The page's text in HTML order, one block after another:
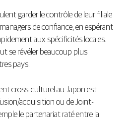
garder le contrôle de leur filiale
de confiance, en espérant
aux spécificités locales.
se révéler beaucoup plus
pays.
cross-culturel au Japon est
acquisition ou de Joint-
le partenariat raté entre la